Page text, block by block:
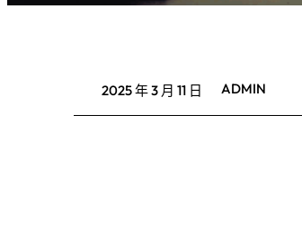
2025 年 3 月 11 日 ADMIN